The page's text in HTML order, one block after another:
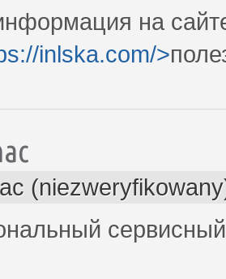
на
inlska.com/>